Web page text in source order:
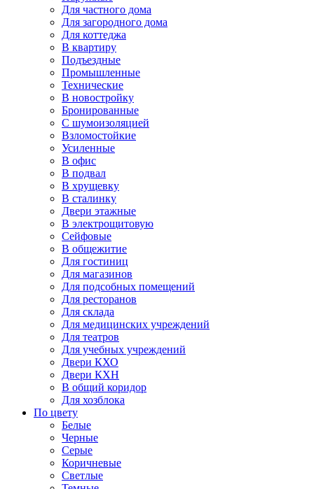
Для частного дома
Для загородного дома
Для коттеджа
В квартиру
Подъездные
Промышленные
Технические
В новостройку
Бронированные
С шумоизоляцией
Взломостойкие
Усиленные
В офис
В подвал
В хрущевку
В сталинку
Двери этажные
В электрощитовую
Сейфовые
В общежитие
Для гостиниц
Для магазинов
Для подсобных помещений
Для ресторанов
Для склада
Для медицинских учреждений
Для театров
Для учебных учреждений
Двери КХО
Двери КХН
В общий коридор
Для хозблока
По цвету
Белые
Черные
Серые
Коричневые
Светлые